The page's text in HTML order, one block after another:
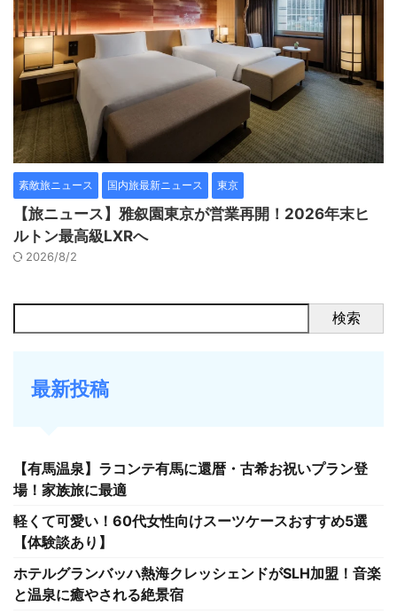
素敵旅ニュース 国内旅最新ニュース 東京
【旅ニュース】雅叙園東京が営業再開！2026年末ヒ
ルトン最高級LXRへ
2026/8/2
検索
最新投稿
【有馬温泉】ラコンテ有馬に還暦・古希お祝いプラン登
場！家族旅に最適
軽くて可愛い！60代女性向けスーツケースおすすめ5選
【体験談あり】
ホテルグランバッハ熱海クレッシェンドがSLH加盟！音楽
と温泉に癒やされる絶景宿